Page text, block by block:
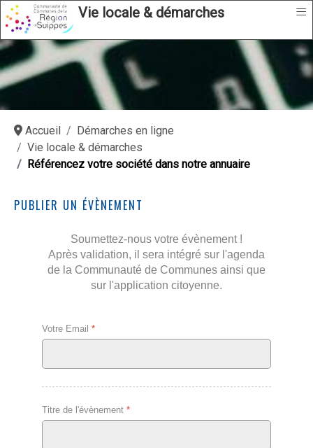
Vie locale & démarches ≡
Accueil
Démarches en ligne
Vie locale & démarches
Référencez votre société dans notre annuaire
PUBLIER UN ÉVÈNEMENT
Soumettez-nous votre évènement !
Après validation, il sera intégré sur l'agenda
de la Communauté de Communes ainsi que
sur l'application citoyenne.
Votre Email *
Titre de l'évènement *